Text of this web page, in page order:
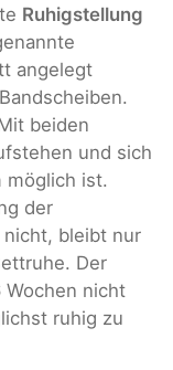
Ruhigstellung
angelegt
beiden
und sich
möglich ist.
der
bleibt nur
Der
nicht
ruhig zu